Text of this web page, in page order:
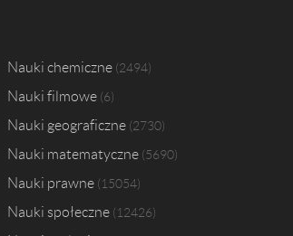
Nauki chemiczne 2494
Nauki filmowe 6
Nauki geograficzne 2730
Nauki matematyczne 5690
Nauki prawne 15054
Nauki społeczne 12426